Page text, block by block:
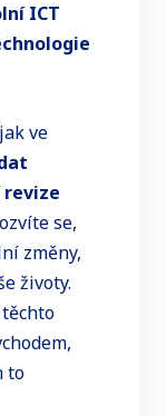
ICT
ve
se,
změny,
životy.
to